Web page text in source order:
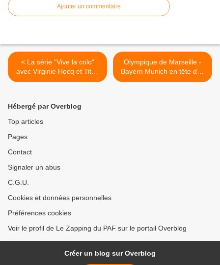
Ajouter un commentaire
< La série "Vive la colo"
avec Virginie Hocq et Titoff
diffusée dès le 16 avril TF1
Olympique de Marseille -
Bayern Munich en tête des
audiences sur TF1 >
Hébergé par Overblog
Top articles
Pages
Contact
Signaler un abus
C.G.U.
Cookies et données personnelles
Préférences cookies
Voir le profil de Le Zapping du PAF sur le portail Overblog
Créer un blog sur Overblog